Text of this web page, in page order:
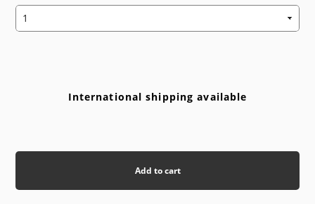
International shipping available
Add to cart